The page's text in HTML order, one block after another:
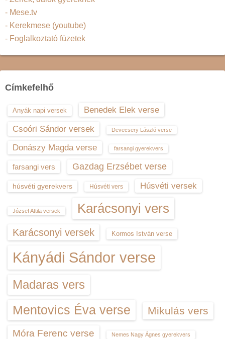
- Mese.tv
- Kerekmese (youtube)
- Foglalkoztató füzetek
Címkefelhő
Anyák napi versek
Benedek Elek verse
Csoóri Sándor versek
Devecsery László verse
Donászy Magda verse farsangi gyerekvers
farsangi vers Gazdag Erzsébet verse
húsvéti gyerekvers Húsvéti vers Húsvéti versek
József Attila versek Karácsonyi vers
Karácsonyi versek Kormos István verse
Kányádi Sándor verse
Madaras vers
Mentovics Éva verse Mikulás vers
Móra Ferenc verse Nemes Nagy Ágnes gyerekvers